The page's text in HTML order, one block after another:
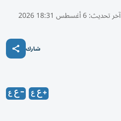
آخر تحديث:6 أغسطس 18:31 2026
شارك